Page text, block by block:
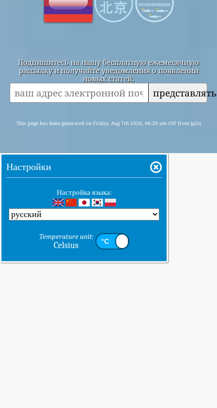
Подпишитесь на нашу бесплатную ежемесячную
рассылку и получайте уведомления о появлении
новых статей.
This page has been generated on Friday, Aug 7th 2026, 06:29 am CST from jp2n
Настройки
Настройка языка:
Temperature unit:
Celsius